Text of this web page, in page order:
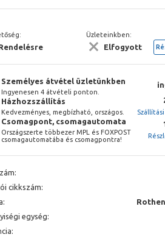
Üzleteinkben:
Elfogyott
Személyes átvétel üzletünkben
Ingyenesen 4 átvételi ponton.
Házhozszállítás
Kedvezményes, megbízható, országos.
Csomagpont, csomagautomata
Országszerte többezer MPL és FOXPOST
csomagautomatába és csomagpontra!
cikkszám:
egység: